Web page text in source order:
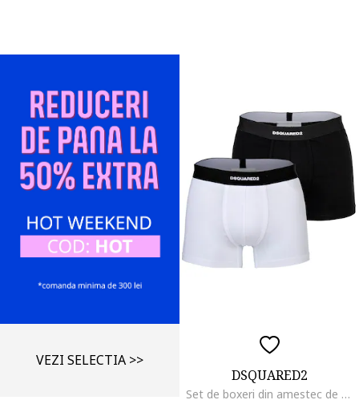
VEZI SELECTIA >>
DSQUARED2
Set de boxeri din amestec de bumbac - 2 perechi, Alb/Negru